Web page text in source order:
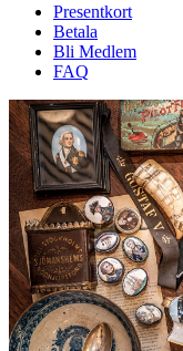
Presentkort
Betala
Bli Medlem
FAQ